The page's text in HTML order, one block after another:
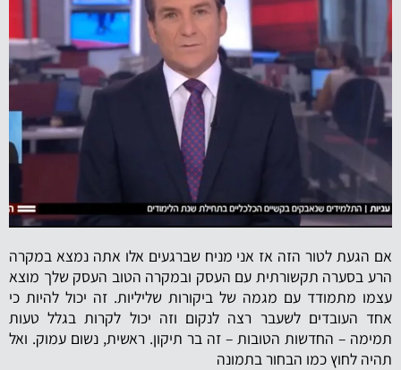
אם הגעת לטור הזה אז אני מניח שברגעים אלו אתה נמצא במקרה
הרע בסערה תקשורתית עם העסק ובמקרה הטוב העסק שלך מוצא
עצמו מתמודד עם מגמה של ביקורות שליליות. זה יכול להיות כי
אחד העובדים לשעבר רצה לנקום וזה יכול לקרות בגלל טעות
תמימה – החדשות הטובות – זה בר תיקון. ראשית, נשום עמוק. ואל
תהיה לחוץ כמו הבחור בתמונה